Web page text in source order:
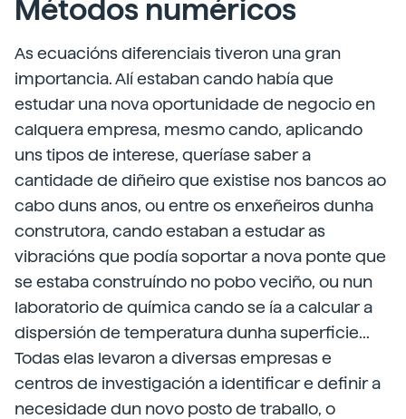
Métodos numéricos
As ecuacións diferenciais tiveron una gran
importancia. Alí estaban cando había que
estudar una nova oportunidade de negocio en
calquera empresa, mesmo cando, aplicando
uns tipos de interese, queríase saber a
cantidade de diñeiro que existise nos bancos ao
cabo duns anos, ou entre os enxeñeiros dunha
construtora, cando estaban a estudar as
vibracións que podía soportar a nova ponte que
se estaba construíndo no pobo veciño, ou nun
laboratorio de química cando se ía a calcular a
dispersión de temperatura dunha superficie...
Todas elas levaron a diversas empresas e
centros de investigación a identificar e definir a
necesidade dun novo posto de traballo, o